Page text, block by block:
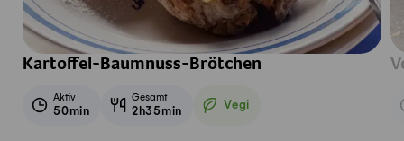
Kartoffel-Baumnuss-Brötchen
Aktiv
50min
Gesamt
2h35min Vegi
Vegetarisch